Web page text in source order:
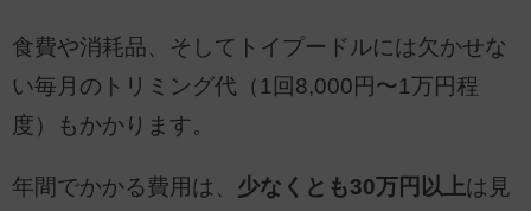
食費や消耗品、そしてトイプードルには欠かせな
い毎月のトリミング代（1回8,000円〜1万円程
度）もかかります。
年間でかかる費用は、 少なくとも30万円以上は見